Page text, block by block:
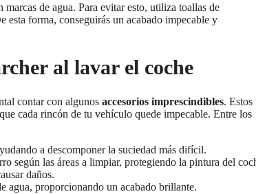
de agua. Para evitar esto, utiliza toallas de
esta forma, conseguirás un acabado impecable y
al lavar el coche
contar con algunos accesorios imprescindibles. Estos
cada rincón de tu vehículo quede impecable. Entre los
a descomponer la suciedad más difícil.
según las áreas a limpiar, protegiendo la pintura del
daños.
agua, proporcionando un acabado brillante.